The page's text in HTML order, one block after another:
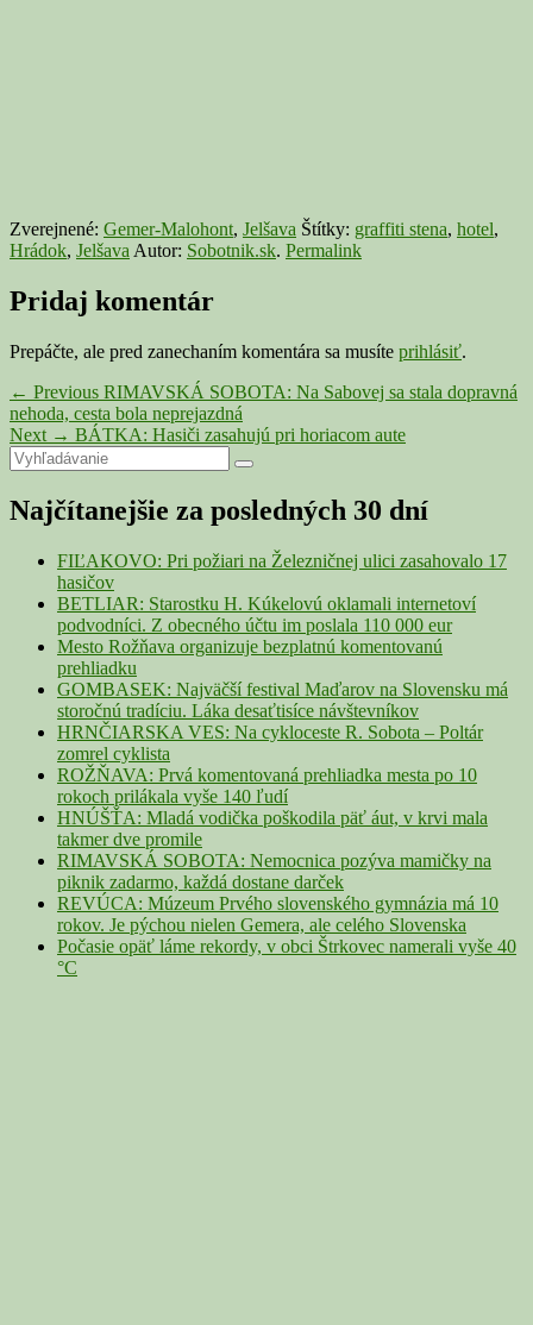
Zverejnené: Gemer-Malohont, Jelšava Štítky: graffiti stena, hotel,
Hrádok, JelšavaAutor: Sobotnik.sk. Permalink
Pridaj komentár
Prepáčte, ale pred zanechaním komentára sa musíte prihlásiť.
Navigácia
v
článku
← Previous Previous
post:
RIMAVSKÁ SOBOTA: Na Sabovej sa stala dopravná
nehoda, cesta bola neprejazdná
Next → Next
post:
BÁTKA: Hasiči zasahujú pri horiacom aute
Primary
Sidebar
Widget
Area
Search
for:
Search
Najčítanejšie za posledných 30 dní
FIĽAKOVO: Pri požiari na Železničnej ulici zasahovalo 17
hasičov
BETLIAR: Starostku H. Kúkelovú oklamali internetoví
podvodníci. Z obecného účtu im poslala 110 000 eur
Mesto Rožňava organizuje bezplatnú komentovanú
prehliadku
GOMBASEK: Najväčší festival Maďarov na Slovensku má
storočnú tradíciu. Láka desaťtisíce návštevníkov
HRNČIARSKA VES: Na cykloceste R. Sobota – Poltár
zomrel cyklista
ROŽŇAVA: Prvá komentovaná prehliadka mesta po 10
rokoch prilákala vyše 140 ľudí
HNÚŠŤA: Mladá vodička poškodila päť áut, v krvi mala
takmer dve promile
RIMAVSKÁ SOBOTA: Nemocnica pozýva mamičky na
piknik zadarmo, každá dostane darček
REVÚCA: Múzeum Prvého slovenského gymnázia má 10
rokov. Je pýchou nielen Gemera, ale celého Slovenska
Počasie opäť láme rekordy, v obci Štrkovec namerali vyše 40
°C